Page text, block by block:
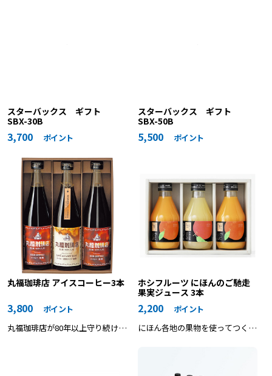
スターバックス ギフト
SBX-30B
3,700 ポイント
スターバックス ギフト
SBX-50B
5,500 ポイント
丸福珈琲店 アイスコーヒー3本
3,800
ポイント
丸福珈琲店が80年以上守り続ける
ホシフルーツ にほんのご馳走
果実ジュース 3本
2,200
ポイント
にほん各地の果物を使ってつくり